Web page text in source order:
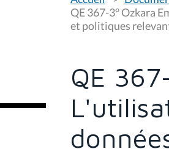
u
s
ê
c
QE 367-3° Ozkara
et politiques
QE